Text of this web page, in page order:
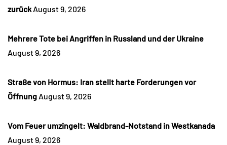
zurück August 9, 2026
Mehrere Tote bei Angriffen in Russland und der Ukraine
August 9, 2026
Straße von Hormus: Iran stellt harte Forderungen vor
Öffnung August 9, 2026
Vom Feuer umzingelt: Waldbrand-Notstand in Westkanada
August 9, 2026